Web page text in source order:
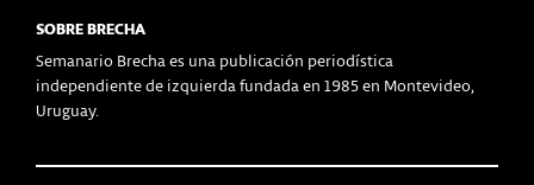
SOBRE BRECHA
Semanario Brecha es una publicación periodística
independiente de izquierda fundada en 1985 en Montevideo,
Uruguay.